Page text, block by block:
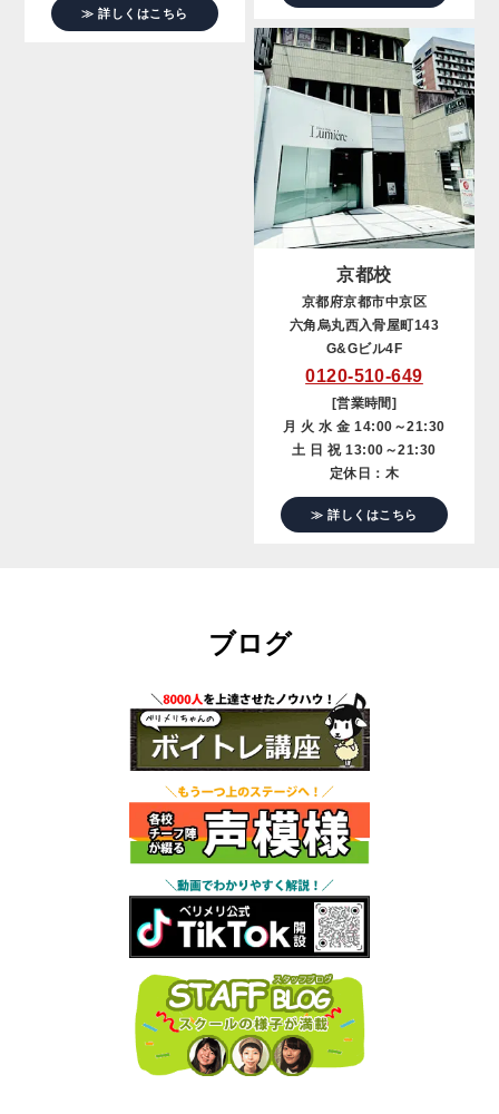
≫ 詳しくはこちら
京都校
京都府京都市中京区
六角烏丸西入骨屋町143
G&Gビル4F
0120-510-649
[営業時間]
月 火 水 金 14:00～21:30
土 日 祝 13:00～21:30
定休日：木
≫ 詳しくはこちら
ブログ